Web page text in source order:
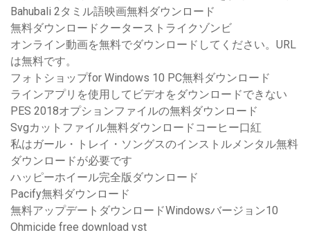
Bahubali 2タミル語映画無料ダウンロード
無料ダウンロードクーターストライクゾンビ
オンライン動画を無料でダウンロードしてください。URL
は無料です。
フォトショップfor Windows 10 PC無料ダウンロード
ラインアプリを使用してビデオをダウンロードできない
PES 2018オプションファイルの無料ダウンロード
Svgカットファイル無料ダウンロードコーヒー口紅
私はガール・トレイ・ソングスのインストルメンタル無料
ダウンロードが必要です
ハッピーホイール完全版ダウンロード
Pacify無料ダウンロード
無料アップデートダウンロードWindowsバージョン10
Ohmicide free download vst